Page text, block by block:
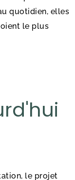
quotidien, elles
le plus
le projet